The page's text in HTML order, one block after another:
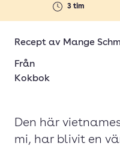
3 tim
Recept av Mange
Från
Kokbok
Den här
mi, har blivit en